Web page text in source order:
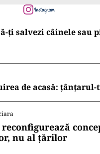
ți salvezi câinele sau
de acasă:
reconfigurează
nu al țărilor